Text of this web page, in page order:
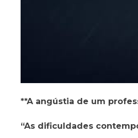
**A angústia de um
“As dificuldades